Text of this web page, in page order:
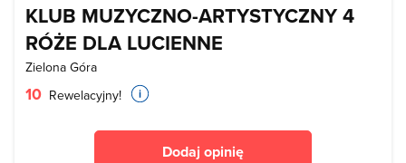
KLUB MUZYCZNO-ARTYSTYCZNY 4
RÓŻE DLA LUCIENNE
Zielona Góra
10 Rewelacyjny!
Dodaj opinię